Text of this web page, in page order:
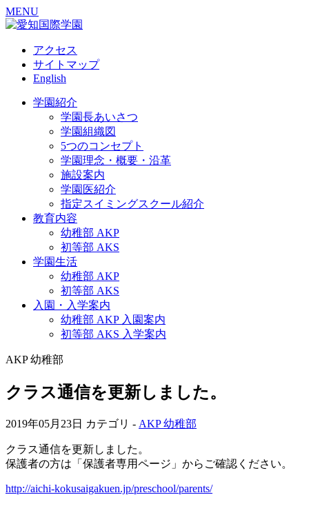
MENU
アクセス
サイトマップ
English
学園紹介
学園長あいさつ
学園組織図
5つのコンセプト
学園理念・概要・沿革
施設案内
学園医紹介
指定スイミングスクール紹介
教育内容
幼稚部 AKP
初等部 AKS
学園生活
幼稚部 AKP
初等部 AKS
入園・入学案内
幼稚部 AKP 入園案内
初等部 AKS 入学案内
AKP 幼稚部
クラス通信を更新しました。
2019年05月23日 カテゴリ - AKP 幼稚部
クラス通信を更新しました。
保護者の方は「保護者専用ページ」からご確認ください。
http://aichi-kokusaigakuen.jp/preschool/parents/